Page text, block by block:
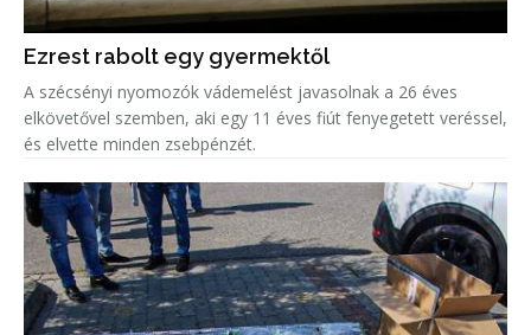
Ezrest rabolt egy gyermektől
A szécsényi nyomozók vádemelést javasolnak a 26 éves
elkövetővel szemben, aki egy 11 éves fiút fenyegetett veréssel,
és elvette minden zsebpénzét.